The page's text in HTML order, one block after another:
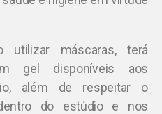
utilizar máscaras, terá
gel disponíveis aos
além de respeitar o
do estúdio e nos